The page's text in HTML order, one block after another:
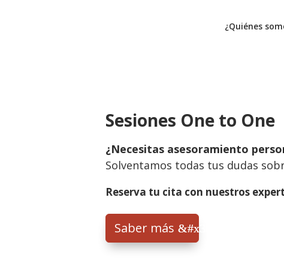
¿Quiénes
Sesiones One to One
¿Necesitas asesoramiento
Solventamos todas tus dudas
Reserva tu cita con nuestros
Saber más
Medidas para tu